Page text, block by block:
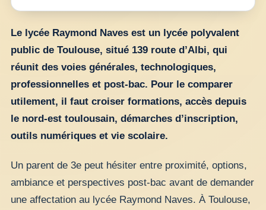
Le lycée Raymond Naves est un lycée polyvalent
public de Toulouse, situé 139 route d’Albi, qui
réunit des voies générales, technologiques,
professionnelles et post-bac. Pour le comparer
utilement, il faut croiser formations, accès depuis
le nord-est toulousain, démarches d’inscription,
outils numériques et vie scolaire.
Un parent de 3e peut hésiter entre proximité, options,
ambiance et perspectives post-bac avant de demander
une affectation au lycée Raymond Naves. À Toulouse,